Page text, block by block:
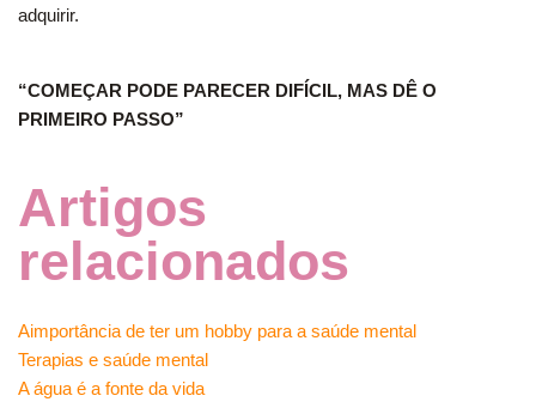
adquirir.
“COMEÇAR PODE PARECER DIFÍCIL, MAS DÊ O
PRIMEIRO PASSO”
Artigos
relacionados
Aimportância de ter um hobby para a saúde mental
Terapias e saúde mental
A água é a fonte da vida